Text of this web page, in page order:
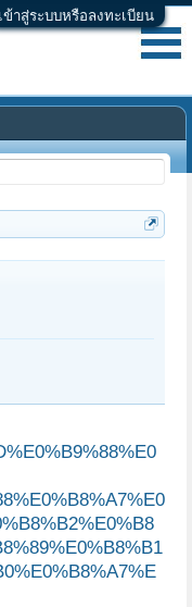
เข้าสู่ระบบหรือลงทะเบียน